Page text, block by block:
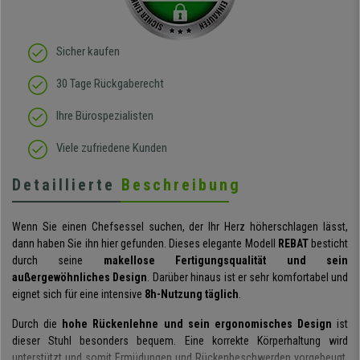
Körperbewegung an.
Klare Kaufempfehlung!
Sicher kaufen
30 Tage Rückgaberecht
Ihre Bürospezialisten
Viele zufriedene Kunden
Detaillierte Beschreibung
Wenn Sie einen Chefsessel suchen, der Ihr Herz höherschlagen lässt,
dann haben Sie ihn hier gefunden. Dieses elegante Modell
REBATbesticht
durch seine makellose Fertigungsqualität und sein
außergewöhnliches Design. Darüber hinaus ist er sehr komfortabel und
eignet sich für eine intensive 8h-Nutzung täglich.
Durch die hohe Rückenlehne und sein ergonomisches Design ist
dieser Stuhl besonders bequem. Eine korrekte Körperhaltung wird